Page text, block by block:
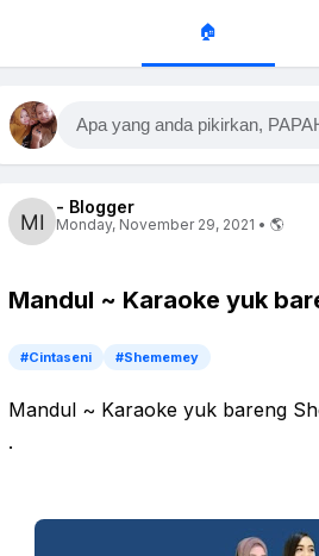
🏠
Apa yang anda pikirkan,
- Blogger
Monday, November 29, 2021 • 🌎
Mandul ~ Karaoke yuk
#Cintaseni #Shememey
Mandul ~ Karaoke yuk bareng
.